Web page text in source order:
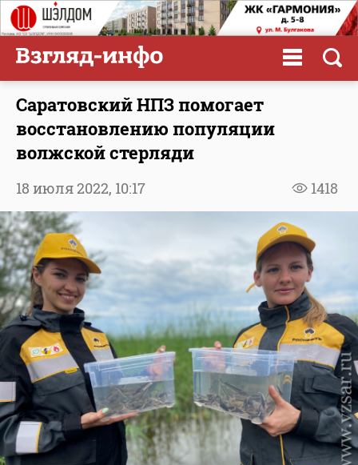
Саратовский НПЗ помогает
восстановлению популяции
волжской стерляди
1418
18 июля 2022, 10:17